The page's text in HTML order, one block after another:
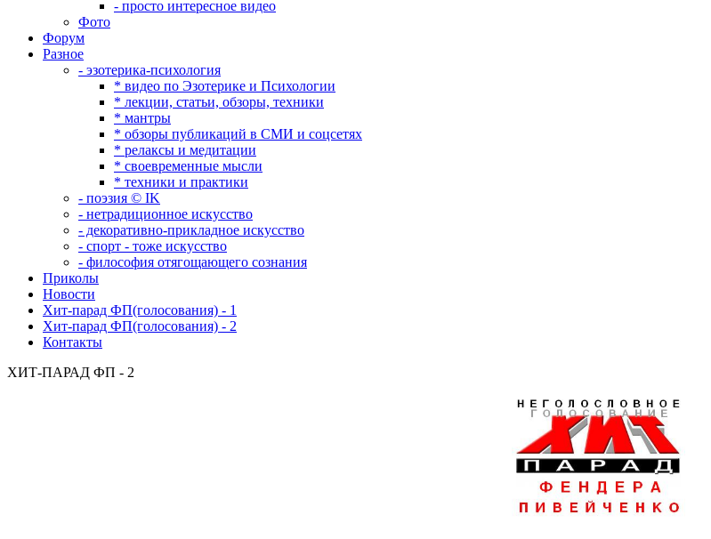
- просто интересное видео
Фото
Форум
Разное
- эзотерика-психология
* видео по Эзотерике и Психологии
* лекции, статьи, обзоры, техники
* мантры
* обзоры публикаций в СМИ и соцсетях
* релаксы и медитации
* своевременные мысли
* техники и практики
- поэзия © IK
- нетрадиционное искусство
- декоративно-прикладное искусство
- спорт - тоже искусство
- философия отягощающего сознания
Приколы
Новости
Хит-парад ФП(голосования) - 1
Хит-парад ФП(голосования) - 2
Контакты
ХИТ-ПАРАД ФП - 2